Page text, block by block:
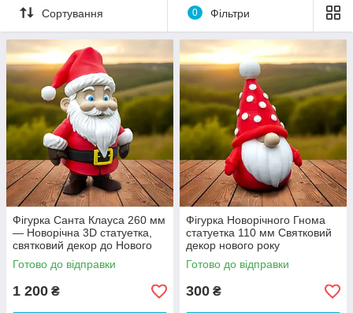
Сортування 0 Фільтри
Фігурка Санта Клауса 260 мм
— Новорічна 3D статуетка,
святковий декор до Нового
року
Готово до відправки
1 200 ₴
Фігурка Новорічного Гнома
статуетка 110 мм Святковий
декор нового року
Готово до відправки
300 ₴